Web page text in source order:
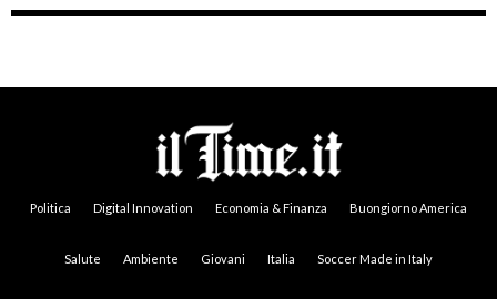
Politica Digital Innovation Economia & Finanza Buongiorno America
Salute Ambiente Giovani Italia Soccer Made in Italy